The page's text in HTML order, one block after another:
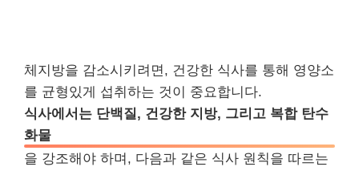
체지방을 감소시키려면, 건강한 식사를 통해 영양소
를 균형있게 섭취하는 것이 중요합니다.
식사에서는 단백질, 건강한 지방, 그리고 복합 탄수
화물
을 강조해야 하며, 다음과 같은 식사 원칙을 따르는